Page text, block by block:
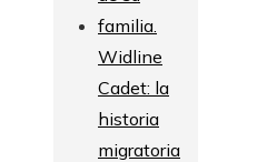
Widline
Cadet: la
historia
migratoria